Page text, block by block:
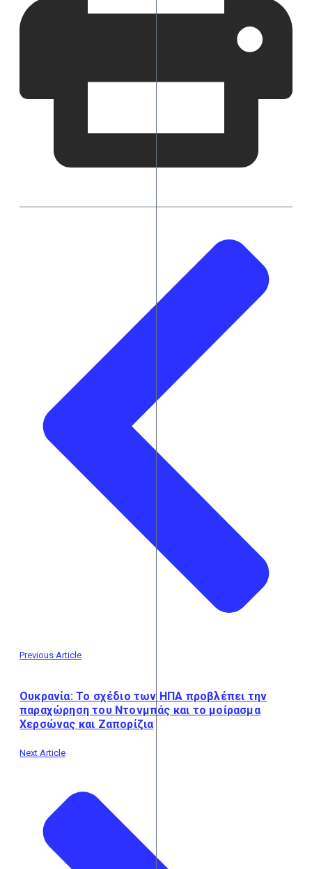
Previous Article
Ουκρανία: Το σχέδιο των ΗΠΑ προβλέπει την
παραχώρηση του Ντονμπάς και το μοίρασμα
Χερσώνας και Ζαπορίζια
Next Article